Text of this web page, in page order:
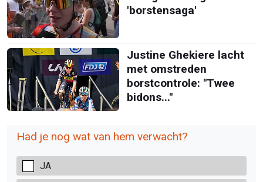
'borstensaga'
Justine Ghekiere lacht
met omstreden
borstcontrole: "Twee
bidons..."
Had je nog wat van hem verwacht?
JA